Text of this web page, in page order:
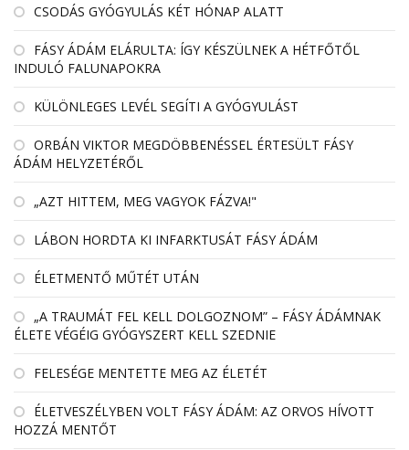
CSODÁS GYÓGYULÁS KÉT HÓNAP ALATT
FÁSY ÁDÁM ELÁRULTA: ÍGY KÉSZÜLNEK A HÉTFŐTŐL
INDULÓ FALUNAPOKRA
KÜLÖNLEGES LEVÉL SEGÍTI A GYÓGYULÁST
ORBÁN VIKTOR MEGDÖBBENÉSSEL ÉRTESÜLT FÁSY
ÁDÁM HELYZETÉRŐL
„AZT HITTEM, MEG VAGYOK FÁZVA!"
LÁBON HORDTA KI INFARKTUSÁT FÁSY ÁDÁM
ÉLETMENTŐ MŰTÉT UTÁN
„A TRAUMÁT FEL KELL DOLGOZNOM” – FÁSY ÁDÁMNAK
ÉLETE VÉGÉIG GYÓGYSZERT KELL SZEDNIE
FELESÉGE MENTETTE MEG AZ ÉLETÉT
ÉLETVESZÉLYBEN VOLT FÁSY ÁDÁM: AZ ORVOS HÍVOTT
HOZZÁ MENTŐT